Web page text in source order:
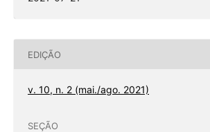
EDIÇÃO
v. 10, n. 2 (mai./ago. 2021)
SEÇÃO